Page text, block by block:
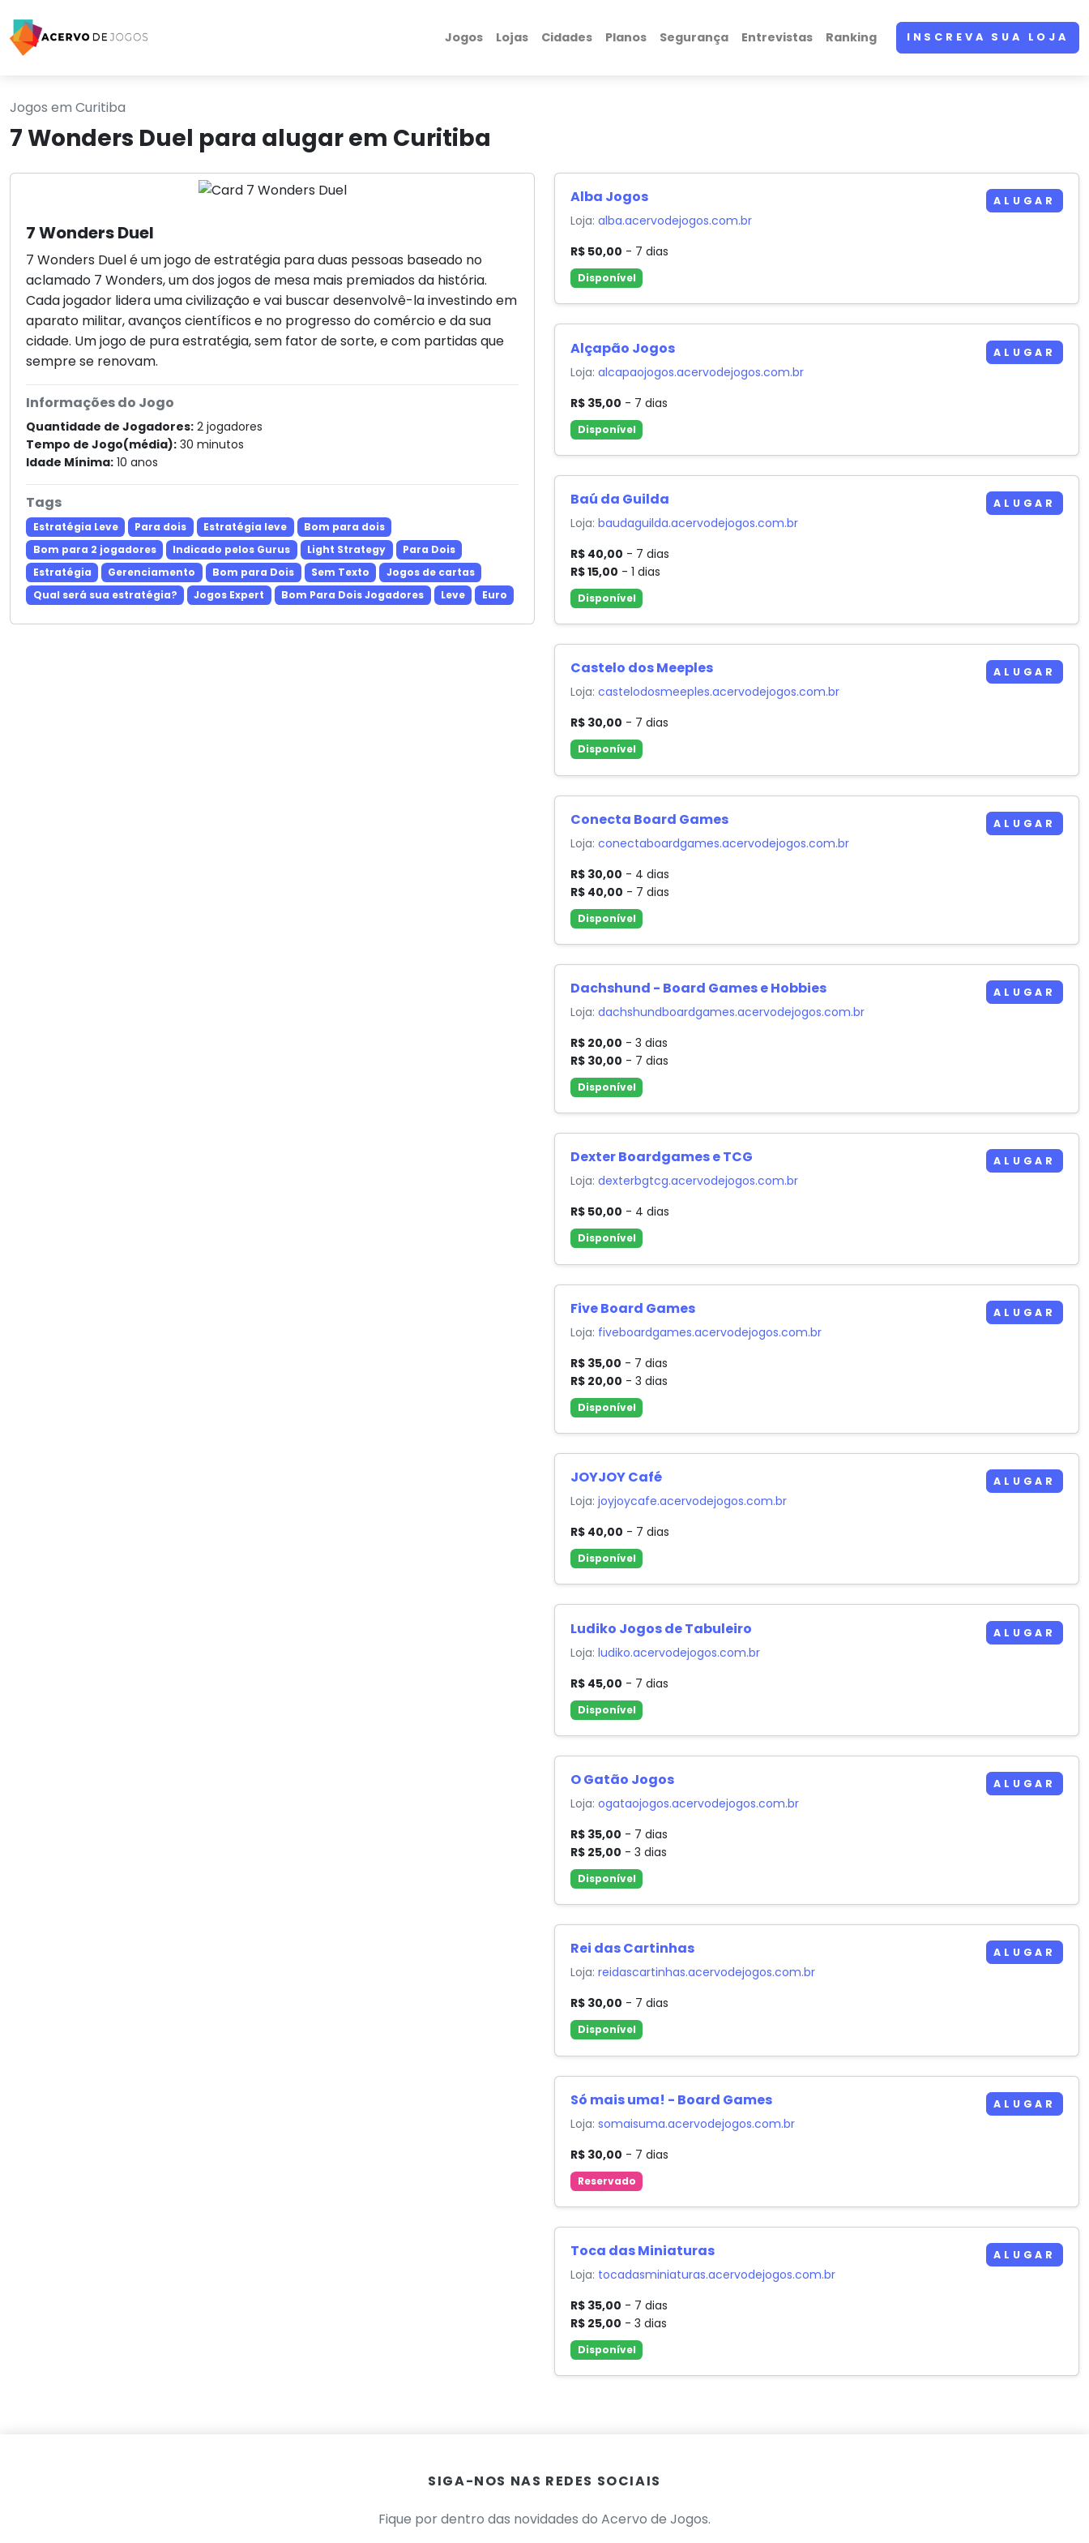
Jogos Lojas Cidades Planos Segurança Entrevistas Ranking INSCREVA SUA LOJA
Jogos em Curitiba
7 Wonders Duel para alugar em Curitiba
7 Wonders Duel
7 Wonders Duel é um jogo de estratégia para duas pessoas baseado no
aclamado 7 Wonders, um dos jogos de mesa mais premiados da história.
Cada jogador lidera uma civilização e vai buscar desenvolvê-la investindo em
aparato militar, avanços científicos e no progresso do comércio e da sua
cidade. Um jogo de pura estratégia, sem fator de sorte, e com partidas que
sempre se renovam.
Informações do Jogo
Quantidade de Jogadores: 2 jogadores
Tempo de Jogo(média): 30 minutos
Idade Mínima: 10 anos
Tags
Estratégia Leve Para dois Estratégia leve
Bom para dois
Bom para 2 jogadores
Indicado pelos Gurus Light Strategy
Para Dois
Estratégia
Gerenciamento Bom para Dois Sem Texto
Jogos de cartas
Qual será sua estratégia?
Jogos Expert Bom Para Dois Jogadores Leve Euro
Alba Jogos
Loja:alba.acervodejogos.com.br
R$ 50,00 - 7 dias
Disponível
ALUGAR
Alçapão Jogos
Loja:alcapaojogos.acervodejogos.com.br
R$ 35,00 - 7 dias
Disponível
ALUGAR
Baú da Guilda
Loja:baudaguilda.acervodejogos.com.br
R$ 40,00 - 7 dias
R$ 15,00 - 1 dias
Disponível
ALUGAR
Castelo dos Meeples
Loja:castelodosmeeples.acervodejogos.com.br
R$ 30,00 - 7 dias
Disponível
ALUGAR
Conecta Board Games
Loja:conectaboardgames.acervodejogos.com.br
R$ 30,00 - 4 dias
R$ 40,00 - 7 dias
Disponível
ALUGAR
Dachshund - Board Games e Hobbies
Loja:dachshundboardgames.acervodejogos.com.br
R$ 20,00 - 3 dias
R$ 30,00 - 7 dias
Disponível
ALUGAR
Dexter Boardgames e TCG
Loja:dexterbgtcg.acervodejogos.com.br
R$ 50,00 - 4 dias
Disponível
ALUGAR
Five Board Games
Loja: fiveboardgames.acervodejogos.com.br
R$ 35,00 - 7 dias
R$ 20,00 - 3 dias
Disponível
ALUGAR
JOYJOY Café
Loja:joyjoycafe.acervodejogos.com.br
R$ 40,00 - 7 dias
Disponível
ALUGAR
Ludiko Jogos de Tabuleiro
Loja:ludiko.acervodejogos.com.br
R$ 45,00 - 7 dias
Disponível
ALUGAR
O Gatão Jogos
Loja:ogataojogos.acervodejogos.com.br
R$ 35,00 - 7 dias
R$ 25,00 - 3 dias
Disponível
ALUGAR
Rei das Cartinhas
Loja:reidascartinhas.acervodejogos.com.br
R$ 30,00 - 7 dias
Disponível
ALUGAR
Só mais uma! - Board Games
Loja:somaisuma.acervodejogos.com.br
R$ 30,00 - 7 dias
Reservado
ALUGAR
Toca das Miniaturas
Loja: tocadasminiaturas.acervodejogos.com.br
R$ 35,00 - 7 dias
R$ 25,00 - 3 dias
Disponível
ALUGAR
SIGA-NOS NAS REDES SOCIAIS
Fique por dentro das novidades do Acervo de Jogos.